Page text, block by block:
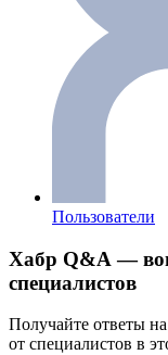
Пользователи
Хабр Q&A —
специалистов
Получайте ответы
от специалистов в